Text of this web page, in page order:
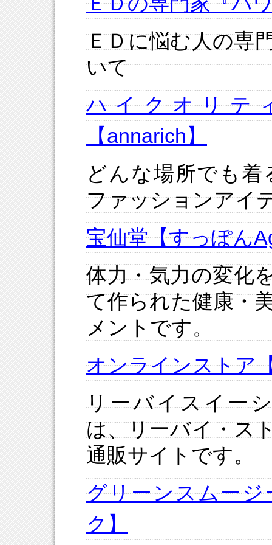
ＥＤに悩む人の専
いて
ハイクオリテ
【annarich】
どんな場所でも
ファッションアイ
宝仙堂【すっぽん
体力・気力の変化
て作られた健康・
メントです。
オンラインストア
リーバイスイー
は、リーバイ・ス
通販サイトです。
グリーンスムー
ク】